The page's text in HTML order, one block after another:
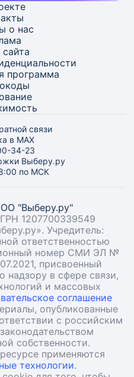
о нас
сайта
программа
связи
в MAX
34-23
Выберу.ру
по МСК
"Выберу.ру"
1207700339549
Учредитель:
ответственностью
номер СМИ ЭЛ №
присвоенный
надзору в сфере связи,
и массовых
соглашение
опубликованные
с российским
собственности.
применяются
технологии.